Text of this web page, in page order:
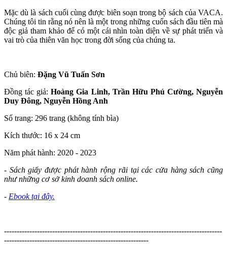
Mặc dù là sách cuối cùng được biên soạn trong bộ sách của VACA.
Chúng tôi tin rằng nó nên là một trong những cuốn sách đầu tiên mà
độc giả tham khảo để có một cái nhìn toàn diện về sự phát triển và
vai trò của thiên văn học trong đời sống của chúng ta.
Chủ biên: Đặng Vũ Tuấn Sơn
Đồng tác giả:Hoàng Gia Linh, Trần Hữu Phú Cường, Nguyễn
Duy Đông, Nguyễn Hồng Anh
Số trang: 296 trang (không tính bìa)
Kích thước: 16 x 24 cm
Năm phát hành: 2020 - 2023
- Sách giấy được phát hành rộng rãi tại các cửa hàng sách cũng
như những cơ sở kinh doanh sách online.
- Ebook tại đây.
--------------------------------------------------------------------------------------
---------------------------------------------------------